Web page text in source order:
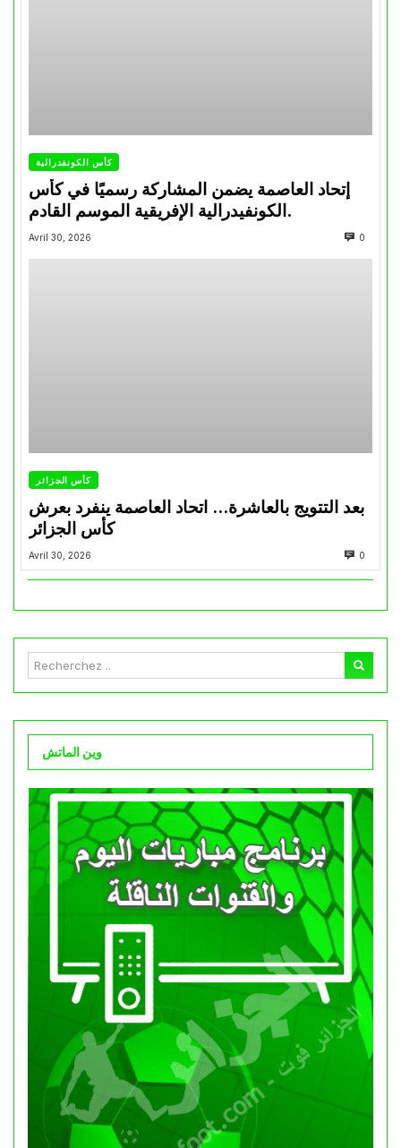
كأس الكونفدرالية
إتحاد العاصمة يضمن المشاركة رسميًا في كأس
الكونفيدرالية الإفريقية الموسم القادم.
Avril 30, 2026 0
كأس الجزائر
بعد التتويج بالعاشرة… اتحاد العاصمة ينفرد بعرش
كأس الجزائر
Avril 30, 2026 0
وين الماتش